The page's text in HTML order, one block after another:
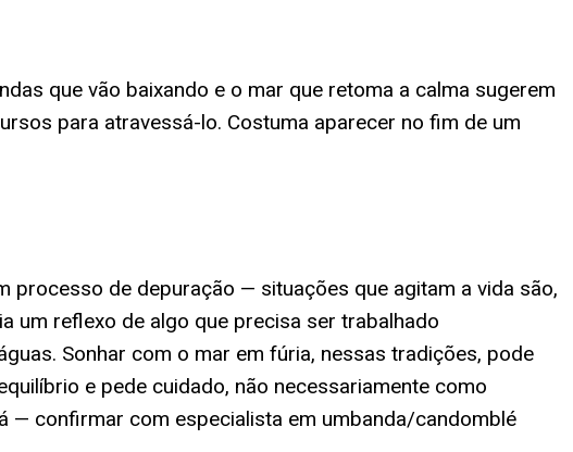
que vão baixando e o mar que retoma a calma sugerem
para atravessá-lo. Costuma aparecer no fim de um
processo de depuração — situações que agitam a vida são,
um reflexo de algo que precisa ser trabalhado
Sonhar com o mar em fúria, nessas tradições, pode
e pede cuidado, não necessariamente como
— confirmar com especialista em umbanda/candomblé